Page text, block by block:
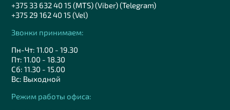
+375 33 632 40 15 (MTS) (Viber) (Telegram)
+375 29 162 40 15 (Vel)
Звонки принимаем:
Пн-Чт: 11.00 - 19.30
Пт: 11.00 - 18.30
Сб: 11.30 - 15.00
Вс: Выходной
Режим работы офиса: